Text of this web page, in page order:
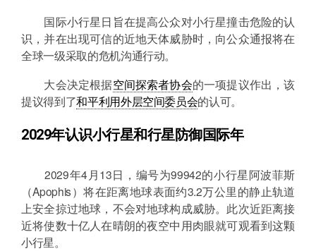
国际小行星日旨在提高公众对小行星撞击危险的认
识，并在出现可信的近地天体威胁时，向公众通报将在
全球一级采取的危机沟通行动。
大会决定根据空间探索者协会的一项提议作出，该
提议得到了和平利用外层空间委员会的认可。
2029年认识小行星和行星防御国际年
2029年4月13日，编号为99942的小行星阿波菲斯
（Apophis）将在距离地球表面约3.2万公里的静止轨道
上安全掠过地球，不会对地球构成威胁。此次近距离接
近将使数十亿人在晴朗的夜空中用肉眼就可观看到这颗
小行星。